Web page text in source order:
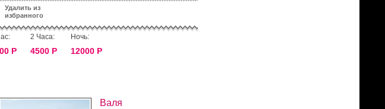
Удалить из
избранного
Р
2 Часа:
4500 Р
Ночь:
12000 Р
Валя